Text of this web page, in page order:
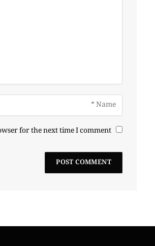
for the next time I comment.